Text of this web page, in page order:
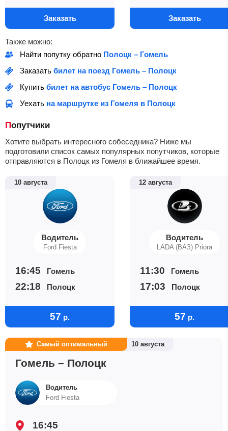
Заказать Заказать
Также можно:
Найти попутку обратно Полоцк – Гомель
Заказать билет на поезд Гомель – Полоцк
Купить билет на автобус Гомель – Полоцк
Уехать на маршрутке из Гомеля в Полоцк
Попутчики
Хотите выбрать интересного собеседника? Ниже мы
подготовили список самых популярных попутчиков, которые
отправляются в Полоцк из Гомеля в ближайшее время.
10 августа
Водитель
Ford Fiesta
16:45 Гомель
22:18 Полоцк
57 р.
12 августа
Водитель
LADA (ВАЗ) Priora
11:30 Гомель
17:03 Полоцк
57 р.
Самый оптимальный 10 августа
Гомель – Полоцк
Водитель
Ford Fiesta
16:45